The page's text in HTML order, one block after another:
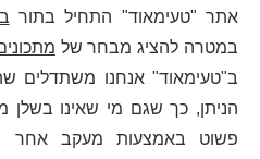
אתר "טעימאוד" התחיל בתור
במטרה להציג מבחר של
ב"טעימאוד" אנחנו משתדלים
הניתן, כך שגם מי שאינו בשלן
פשוט באמצעות מעקב אחר